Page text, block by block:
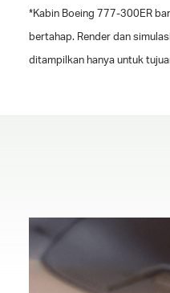
*Kabin Boeing 777-300ER
bertahap. Render dan
ditampilkan hanya untuk